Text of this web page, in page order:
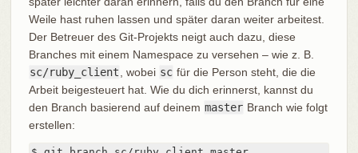
Weile hast ruhen lassen und später daran weiter arbeitest.
Der Betreuer des Git-Projekts neigt auch dazu, diese
Branches mit einem Namespace zu versehen – wie z. B.
sc/ruby_client
, wobei sc für die Person steht, die die
Arbeit beigesteuert hat. Wie du dich erinnerst, kannst du
den Branch basierend auf deinem master Branch wie folgt
erstellen: